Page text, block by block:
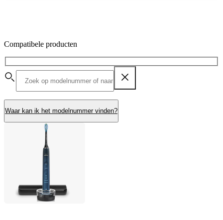
Compatibele producten
Waar kan ik het modelnummer vinden?